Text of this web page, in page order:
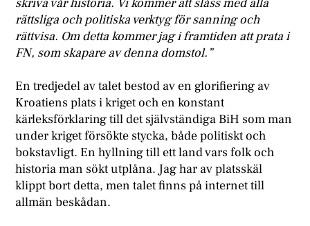
skriva vår historia. Vi kommer att slåss med alla
rättsliga och politiska verktyg för sanning och
rättvisa. Om detta kommer jag i framtiden att prata i
FN, som skapare av denna domstol.”
En tredjedel av talet bestod av en glorifiering av
Kroatiens plats i kriget och en konstant
kärleksförklaring till det självständiga BiH som man
under kriget försökte stycka, både politiskt och
bokstavligt. En hyllning till ett land vars folk och
historia man sökt utplåna. Jag har av platsskäl
klippt bort detta, men talet finns på internet till
allmän beskådan.